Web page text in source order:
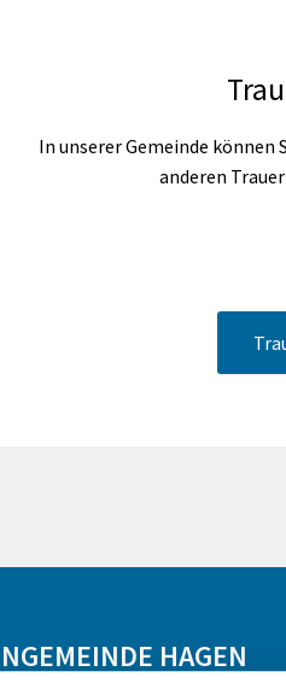
In unserer Gemeinde
anderen
HAGEN